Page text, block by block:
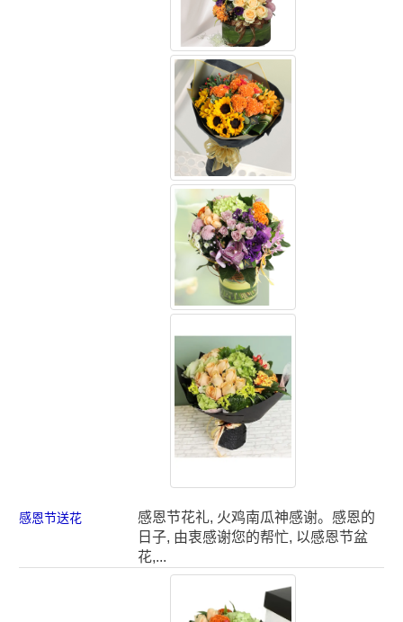
感恩节送花
感恩节花礼, 火鸡南瓜神感谢。感恩的
日子, 由衷感谢您的帮忙, 以感恩节盆
花,...